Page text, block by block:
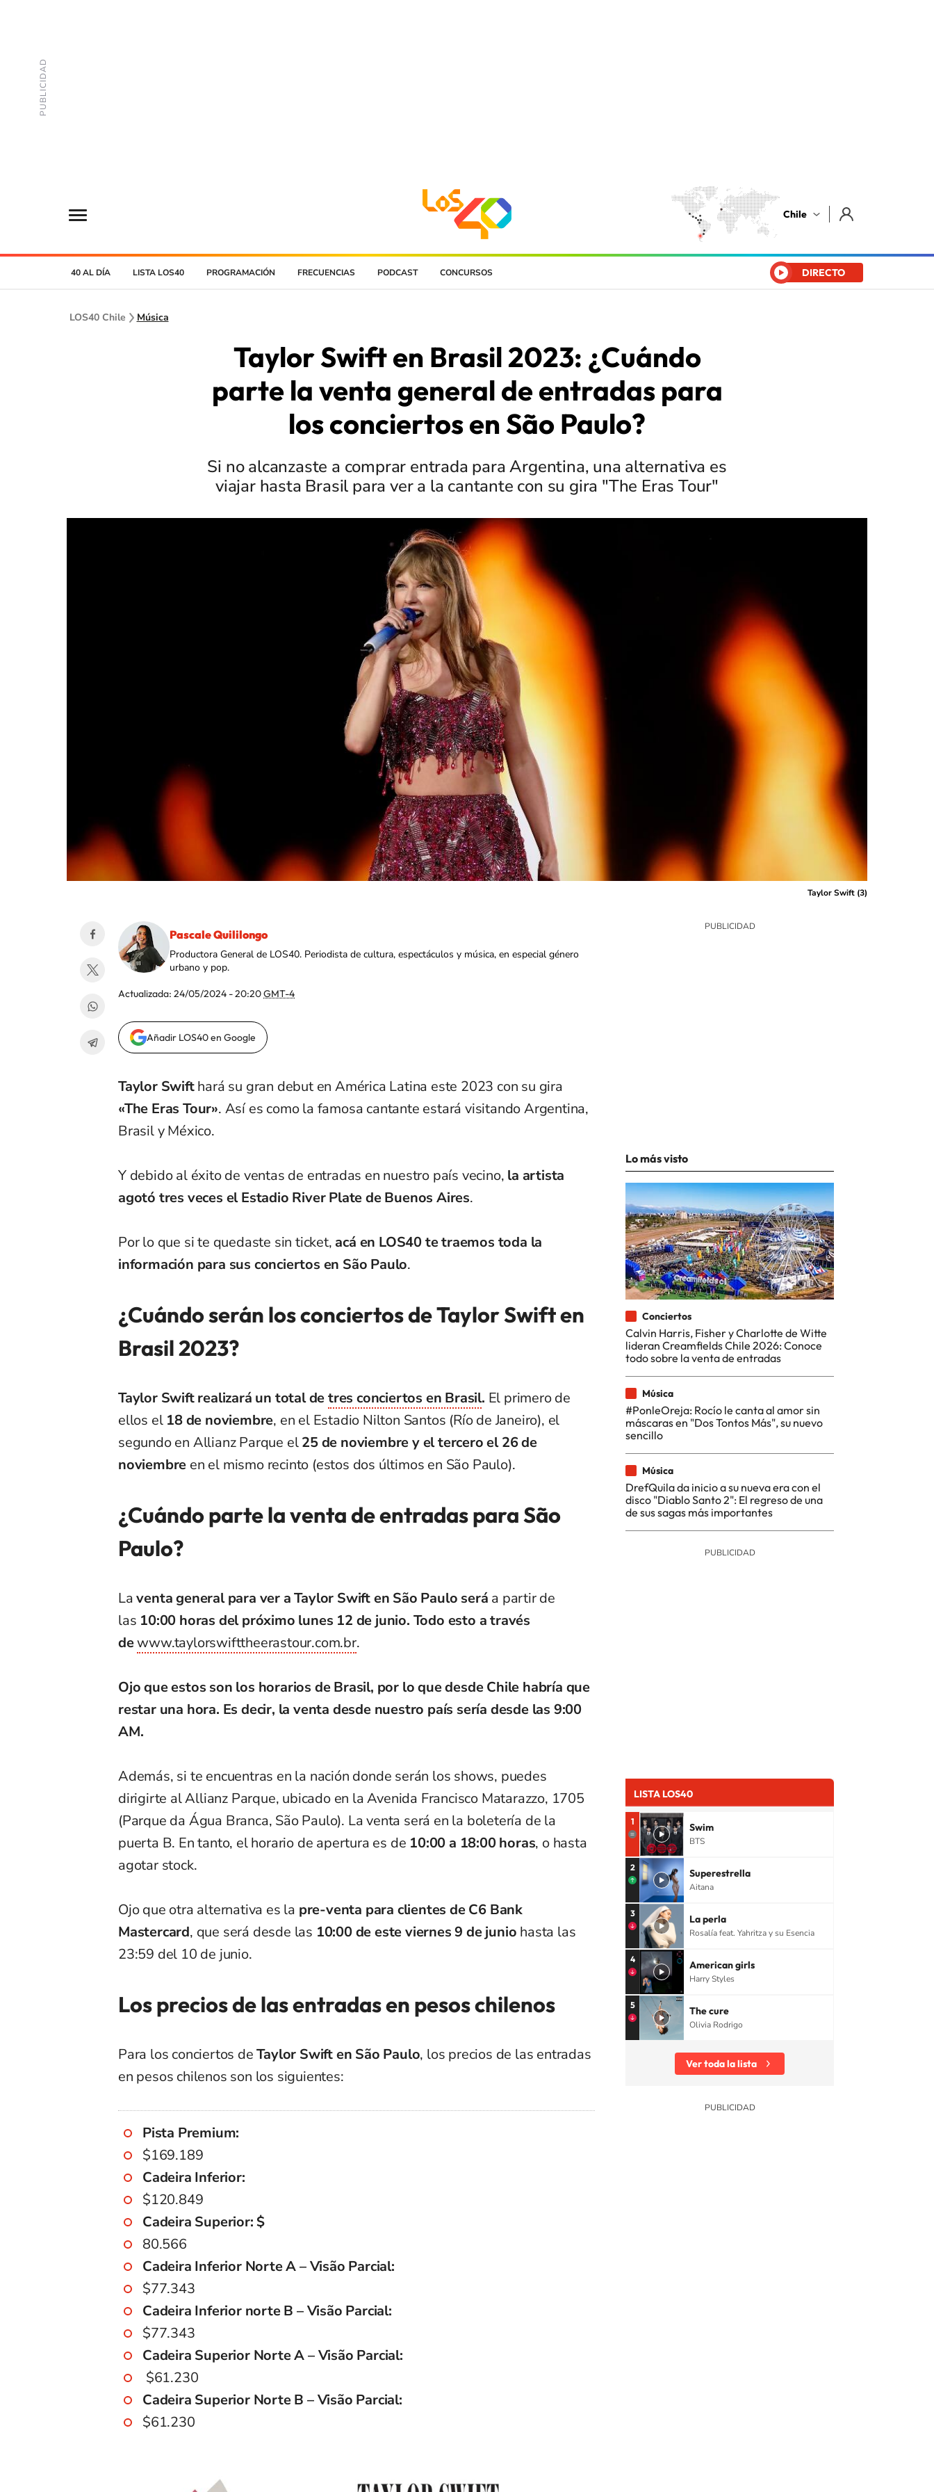
Chile
40 AL DÍA LISTA LOS40 PROGRAMACIÓN FRECUENCIAS PODCAST CONCURSOS DIRECTO
LOS40 Chile Música
Taylor Swift en Brasil 2023: ¿Cuándo
parte la venta general de entradas para
los conciertos en São Paulo?
Si no alcanzaste a comprar entrada para Argentina, una alternativa es
viajar hasta Brasil para ver a la cantante con su gira "The Eras Tour"
Taylor Swift (3)
Pascale Quililongo
Productora General de LOS40. Periodista de cultura, espectáculos y música, en especial género
urbano y pop.
Actualizada: 24/05/2024 - 20:20GMT-4
Añadir LOS40 en Google
Taylor Swifthará su gran debut en América Latina este 2023 con su gira
«The Eras Tour». Así es como la famosa cantante estará visitando Argentina,
Brasil y México.
Y debido al éxito de ventas de entradas en nuestro país vecino, la artista
agotó tres veces el Estadio River Plate de Buenos Aires.
Por lo que si te quedaste sin ticket, acá en LOS40 te traemos toda la
información para sus conciertos en São Paulo.
¿Cuándo serán los conciertos de Taylor Swift en
Brasil 2023?
Taylor Swift realizará un total detres conciertos en Brasil. El primero de
ellos el 18 de noviembre, en el Estadio Nilton Santos (Río de Janeiro), el
segundo en Allianz Parque el25 de noviembre y el tercero el 26 de
noviembre en el mismo recinto (estos dos últimos en São Paulo).
¿Cuándo parte la venta de entradas para São
Paulo?
Laventa general para ver a Taylor Swift en São Paulo será a partir de
las 10:00 horas del próximo lunes 12 de junio. Todo esto a través
dewww.taylorswifttheerastour.com.br.
Ojo que estos son los horarios de Brasil, por lo que desde Chile habría que
restar una hora. Es decir, la venta desde nuestro país sería desde las 9:00
AM.
Además, si te encuentras en la nación donde serán los shows, puedes
dirigirte al Allianz Parque, ubicado en la Avenida Francisco Matarazzo, 1705
(Parque da Água Branca, São Paulo). La venta será en la boletería de la
puerta B. En tanto, el horario de apertura es de 10:00 a 18:00 horas, o hasta
agotar stock.
Ojo que otra alternativa es la pre-venta para clientes de C6 Bank
Mastercard, que será desde las 10:00 de este viernes 9 de junio hasta las
23:59 del 10 de junio.
Los precios de las entradas en pesos chilenos
Para los conciertos deTaylor Swift en São Paulo, los precios de las entradas
en pesos chilenos son los siguientes:
Pista Premium:
$169.189
Cadeira Inferior:
$120.849
Cadeira Superior: $
80.566
Cadeira Inferior Norte A – Visão Parcial:
$77.343
Cadeira Inferior norte B – Visão Parcial:
$77.343
Cadeira Superior Norte A – Visão Parcial:
$61.230
Cadeira Superior Norte B – Visão Parcial:
$61.230
Lo más visto
Conciertos
Calvin Harris, Fisher y Charlotte de Witte
lideran Creamfields Chile 2026: Conoce
todo sobre la venta de entradas
Música
#PonleOreja: Rocío le canta al amor sin
máscaras en "Dos Tontos Más", su nuevo
sencillo
Música
DrefQuila da inicio a su nueva era con el
disco "Diablo Santo 2": El regreso de una
de sus sagas más importantes
LISTA LOS40
1 Swim
BTS
2 Superestrella
Aitana
3 La perla
Rosalía feat. Yahritza y su Esencia
4 American girls
Harry Styles
5 The cure
Olivia Rodrigo
Ver toda la lista